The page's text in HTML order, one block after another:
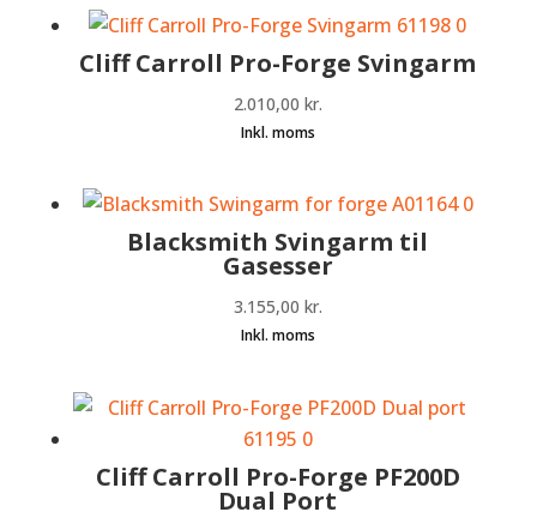
Cliff Carroll Pro-Forge Svingarm
2.010,00 kr.
Blacksmith Svingarm til
Gasesser
3.155,00 kr.
Cliff Carroll Pro-Forge PF200D
Dual Port